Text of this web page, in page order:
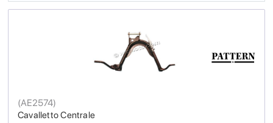
Cavalletto Centrale
(AE2574)